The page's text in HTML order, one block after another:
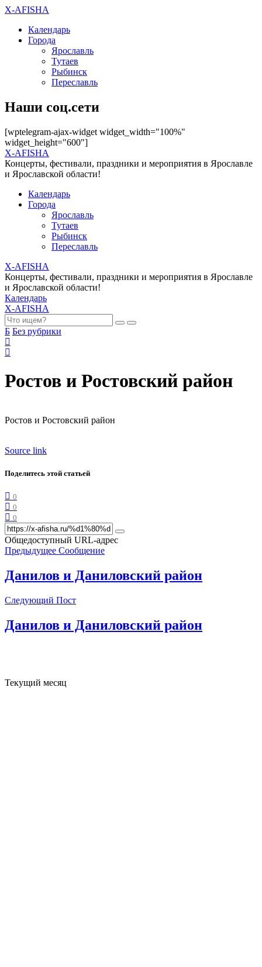
X-AFISHA
Календарь
Города
Ярославль
Тутаев
Рыбинск
Переславль
Наши соц.сети
[wptelegram-ajax-widget widget_width="100%"
widget_height="600"]
X-AFISHA
Концерты, фестивали, праздники и мероприятия в Ярославле
и Ярославской области!
Календарь
Города
Ярославль
Тутаев
Рыбинск
Переславль
X-AFISHA
Концерты, фестивали, праздники и мероприятия в Ярославле
и Ярославской области!
Календарь
X-AFISHA
Б Без рубрики
Ростов и Ростовский район
Ростов и Ростовский район
Source link
Поделитесь этой статьей
0
0
0
Общедоступный URL-адрес
Предыдущее Сообщение
Данилов и Даниловский район
Следующий Пост
Данилов и Даниловский район
Текущий месяц